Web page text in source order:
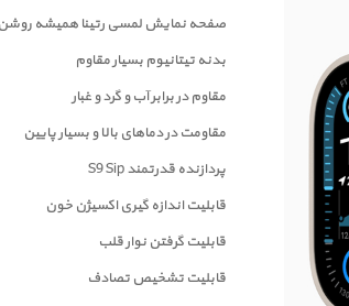
صفحه نمايش لمسی رتينا همیشه روشن با
بدنه تیتانیوم بسیار مقاوم
مقاوم در برابر آب و گرد و غبار
مقاومت در دماهای بالا و بسیار پایین
پردازنده قدرتمند S9 Sip
قابلیت اندازه گیری اکسیژن خون
قابلیت گرفتن نوار قلب
قابلیت تشخیص تصادف